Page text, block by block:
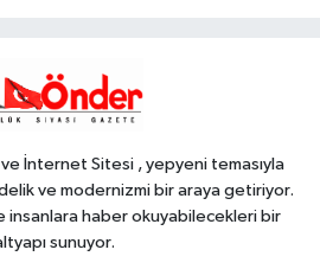
için güç birliği
İnternet Sitesi , yepyeni temasıyla
ve modernizmi bir araya getiriyor.
insanlara haber okuyabilecekleri bir
sunuyor.